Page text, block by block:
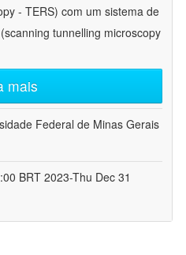
- TERS) com um sistema de
tunnelling microscopy
mais
Federal de Minas Gerais
BRT 2023-Thu Dec 31